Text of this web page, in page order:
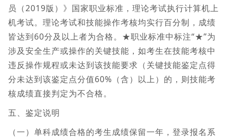
员（2019版）》国家职业标准，理论考试执行计算机上
机考试。理论考试和技能操作考核均实行百分制，成绩
皆达到60分及以上者为合格。★职业标准中标注“★”为
涉及安全生产或操作的关键技能，如考生在技能考核中
违反操作规程或未达到该技能要求（关键技能鉴定点得
分未达到该鉴定点分值60%（含）以上）的，则技能考
核成绩直接判定为不合格。
五、鉴定说明
（一）单科成绩合格的考生成绩保留一年，登录报名系